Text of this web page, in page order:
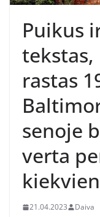
Puikus
rastas
senoje
verta
21.04.2023 Daiva